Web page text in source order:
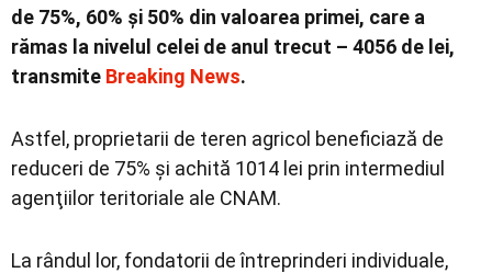
de 75%, 60% și 50% din valoarea primei, care a
rămas la nivelul celei de anul trecut – 4056 de lei,
transmite Breaking News.
Astfel, proprietarii de teren agricol beneficiază de
reduceri de 75% şi achită 1014 lei prin intermediul
agenţiilor teritoriale ale CNAM.
La rândul lor, fondatorii de întreprinderi individuale,